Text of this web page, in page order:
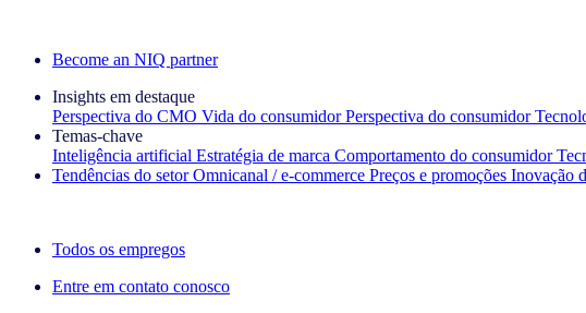
Become an NIQ partner
Insights em destaque
Perspectiva do CMO Vida do consumidor Perspectiva do consumidor
Temas‑chave
Inteligência artificial Estratégia de marca Comportamento do consumidor
Tendências do setor Omnicanal / e‑commerce Preços e promoções Inovação
Todos os empregos
Entre em contato conosco